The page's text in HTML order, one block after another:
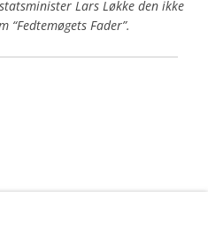
Lars Løkke den ikke
Fader”.